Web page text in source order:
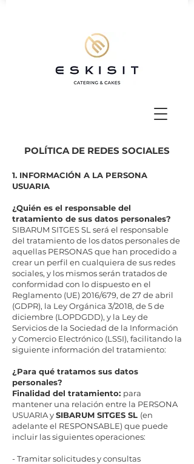
POLÍTICA DE REDES SOCIALES
1. INFORMACIÓN A LA PERSONA
USUARIA
¿Quién es el responsable del
tratamiento de sus datos personales?
SIBARUM SITGES SL será el responsable
del tratamiento de los datos personales de
aquellas PERSONAS que han procedido a
crear un perfil en cualquiera de sus redes
sociales, y los mismos serán tratados de
conformidad con lo dispuesto en el
Reglamento (UE) 2016/679, de 27 de abril
(GDPR), la Ley Orgánica 3/2018, de 5 de
diciembre (LOPDGDD), y la Ley de
Servicios de la Sociedad de la Información
y Comercio Electrónico (LSSI), facilitando la
siguiente información del tratamiento:
¿Para qué tratamos sus datos
personales?
Finalidad del tratamiento: para
mantener una relación entre la PERSONA
USUARIA ySIBARUM SITGES SL (en
adelante el RESPONSABLE) que puede
incluir las siguientes operaciones:
- Tramitar solicitudes y consultas